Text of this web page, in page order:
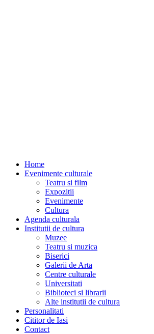
Home
Evenimente culturale
Teatru si film
Expozitii
Evenimente
Cultura
Agenda culturala
Institutii de cultura
Muzee
Teatru si muzica
Biserici
Galerii de Arta
Centre culturale
Universitati
Biblioteci si librarii
Alte institutii de cultura
Personalitati
Cititor de Iasi
Contact